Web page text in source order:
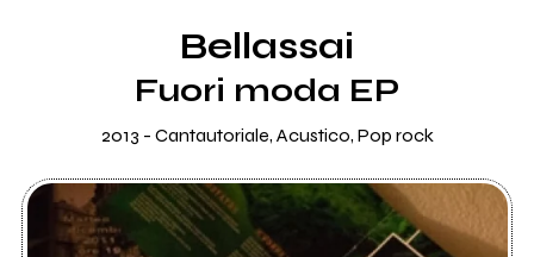
RADIO
Bellassai
Fuori moda EP
2013 - Cantautoriale, Acustico, Pop rock